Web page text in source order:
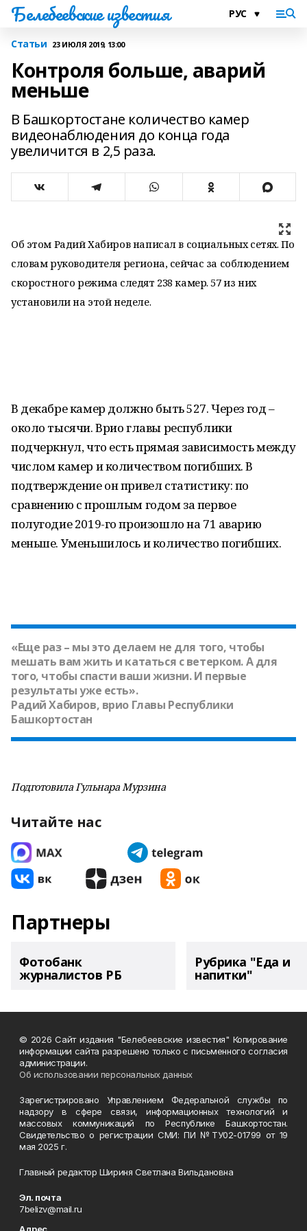
Белебеевские известия
Статьи 23 ИЮЛЯ 2019, 13:00
Контроля больше, аварий
меньше
В Башкортостане количество камер
видеонаблюдения до конца года
увеличится в 2,5 раза.
Об этом Радий Хабиров написал в социальных сетях. По
словам руководителя региона, сейчас за соблюдением
скоростного режима следят 238 камер. 57 из них
установили на этой неделе.
В декабре камер должно быть 527. Через год –
около тысячи. Врио главы республики
подчеркнул, что есть прямая зависимость между
числом камер и количеством погибших. В
подтверждение он привел статистику: по
сравнению с прошлым годом за первое
полугодие 2019-го произошло на 71 аварию
меньше. Уменьшилось и количество погибших.
«Еще раз – мы это делаем не для того, чтобы
мешать вам жить и кататься с ветерком. А для
того, чтобы спасти ваши жизни. И первые
результаты уже есть».
Радий Хабиров, врио Главы Республики
Башкортостан
Подготовила Гульнара Мурзина
Читайте нас
Партнеры
Фотобанк
журналистов РБ
Рубрика "Еда и
напитки"
© 2026 Сайт издания "Белебеевские известия" Копирование
информации сайта разрешено только с письменного согласия
администрации.
Об использовании персональных данных
Зарегистрировано Управлением Федеральной службы по
надзору в сфере связи, информационных технологий и
массовых коммуникаций по Республике Башкортостан.
Свидетельство о регистрации СМИ: ПИ №ТУ02-01799 от 19
мая 2025 г.
Главный редактор Шириня Светлана Вильдановна
Эл. почта
7belizv@mail.ru